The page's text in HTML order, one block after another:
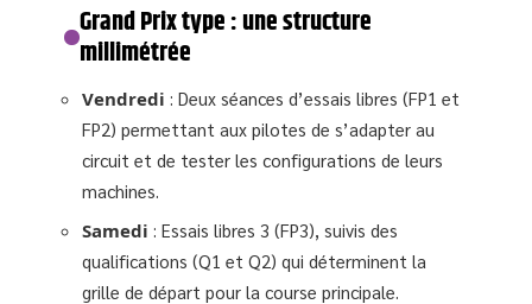
Grand Prix type : une structure
millimétrée
Vendredi : Deux séances d’essais libres (FP1 et
FP2) permettant aux pilotes de s’adapter au
circuit et de tester les configurations de leurs
machines.
Samedi : Essais libres 3 (FP3), suivis des
qualifications (Q1 et Q2) qui déterminent la
grille de départ pour la course principale.